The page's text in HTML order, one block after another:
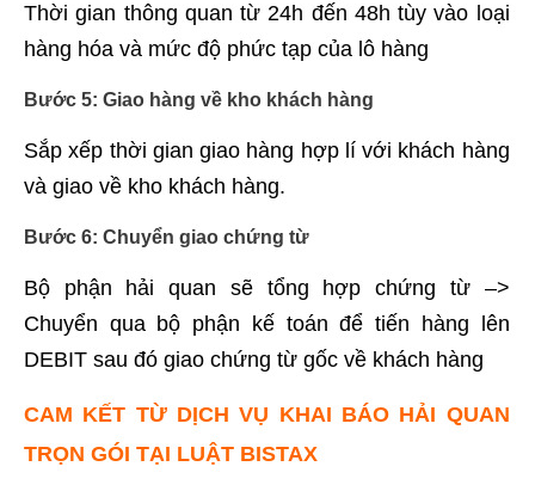
Thời gian thông quan từ 24h đến 48h tùy vào loại
hàng hóa và mức độ phức tạp của lô hàng
Bước 5: Giao hàng về kho khách hàng
Sắp xếp thời gian giao hàng hợp lí với khách hàng
và giao về kho khách hàng.
Bước 6: Chuyển giao chứng từ
Bộ phận hải quan sẽ tổng hợp chứng từ –>
Chuyển qua bộ phận kế toán để tiến hàng lên
DEBIT sau đó giao chứng từ gốc về khách hàng
CAM KẾT TỪ DỊCH VỤ KHAI BÁO HẢI QUAN
TRỌN GÓI TẠI LUẬT BISTAX